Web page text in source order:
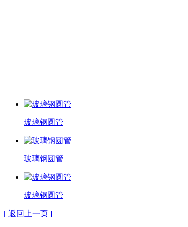
玻璃钢圆管
玻璃钢圆管
玻璃钢圆管
[ 返回上一页 ]